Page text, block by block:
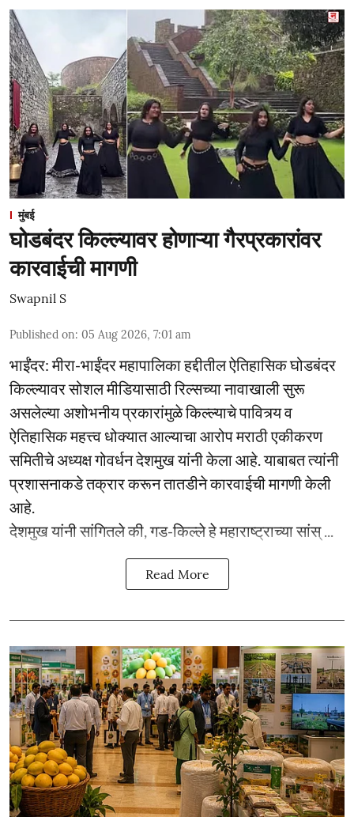
मुंबई
घोडबंदर किल्ल्यावर होणाऱ्या गैरप्रकारांवर
कारवाईची मागणी
Swapnil S
Published on: 05 Aug 2026, 7:01 am
भाईंंदर: मीरा-भाईंदर महापालिका हद्दीतील ऐतिहासिक घोडबंदर
किल्ल्यावर सोशल मीडियासाठी रिल्सच्या नावाखाली सुरू
असलेल्या अशोभनीय प्रकारांमुळे किल्ल्याचे पावित्र्य व
ऐतिहासिक महत्त्व धोक्यात आल्याचा आरोप मराठी एकीकरण
समितीचे अध्यक्ष गोवर्धन देशमुख यांनी केला आहे. याबाबत त्यांनी
प्रशासनाकडे तक्रार करून तातडीने कारवाईची मागणी केली
आहे.
देशमुख यांनी सांगितले की, गड-किल्ले हे महाराष्ट्राच्या सांस् ...
Read More